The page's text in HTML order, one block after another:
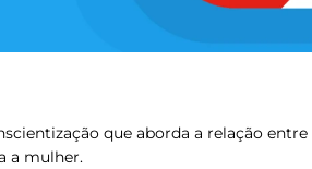
que aborda a relação entre
a mulher.